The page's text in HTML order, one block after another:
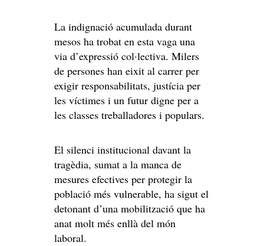
La indignació acumulada durant
mesos ha trobat en esta vaga una
via d’expressió col·lectiva. Milers
de persones han eixit al carrer per
exigir responsabilitats, justícia per
les víctimes i un futur digne per a
les classes treballadores i populars.
El silenci institucional davant la
tragèdia, sumat a la manca de
mesures efectives per protegir la
població més vulnerable, ha sigut el
detonant d’una mobilització que ha
anat molt més enllà del món
laboral.